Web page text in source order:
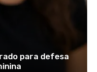
para defesa